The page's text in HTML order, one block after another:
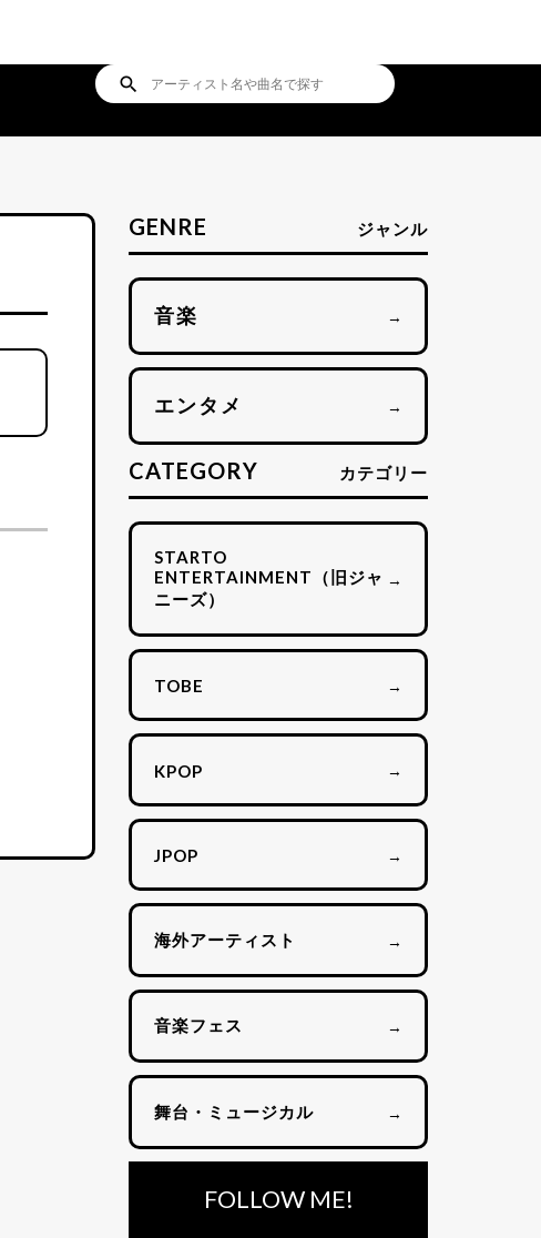
search
GENRE ジャンル
音楽 →
エンタメ →
CATEGORY カテゴリー
STARTO
ENTERTAINMENT（旧ジャ
ニーズ）
→
TOBE →
KPOP →
JPOP →
海外アーティスト →
音楽フェス →
舞台・ミュージカル →
FOLLOW ME!